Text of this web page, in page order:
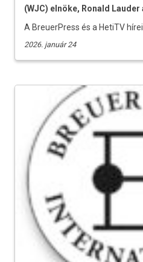
(WJC) elnöke, Ronald
A BreuerPress és a HetiTV
2026. január 24